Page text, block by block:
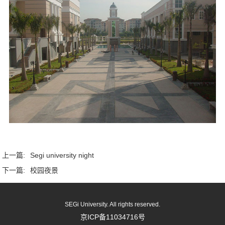
上一篇:
Segi university night
下一篇:
校园夜景
SEGi University. All rights reserved.
京ICP备11034716号